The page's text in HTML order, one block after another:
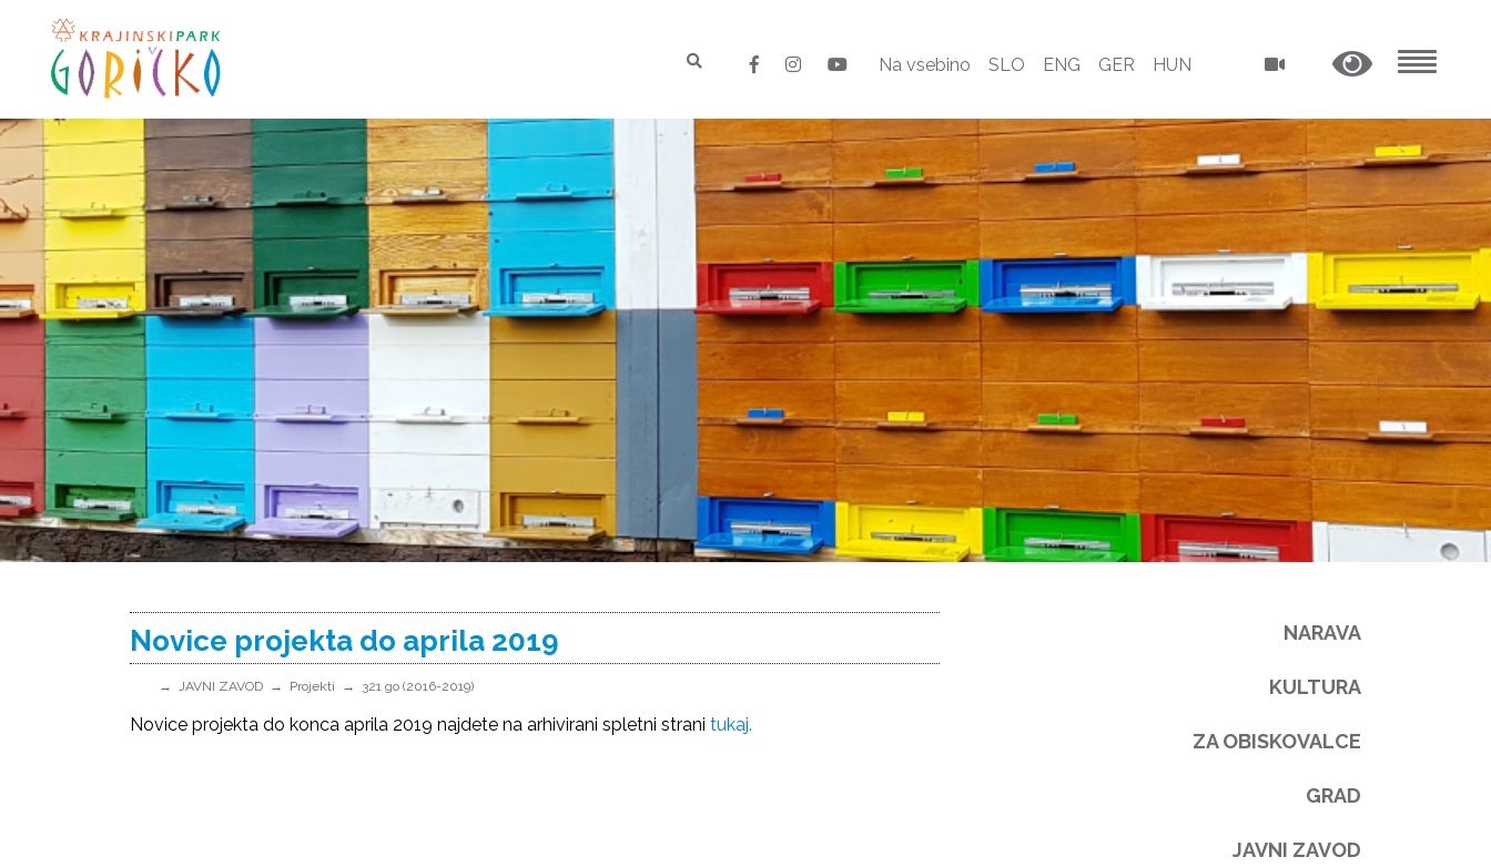
Na vsebino SLO ENG GER HUN
Novice projekta do aprila 2019
JAVNI ZAVOD Projekti 321 go (2016-2019)
Novice projekta do konca aprila 2019 najdete na arhivirani spletni strani tukaj.
NARAVA
KULTURA
ZA OBISKOVALCE
GRAD
JAVNI ZAVOD